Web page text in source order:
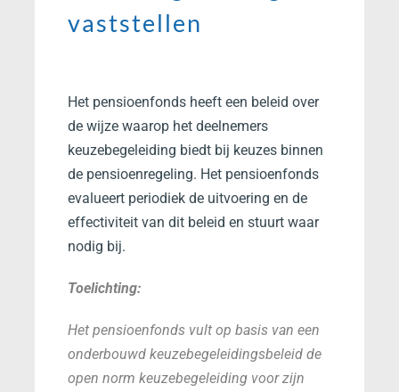
vaststellen
Het pensioenfonds heeft een beleid over
de wijze waarop het deelnemers
keuzebegeleiding biedt bij keuzes binnen
de pensioenregeling. Het pensioenfonds
evalueert periodiek de uitvoering en de
effectiviteit van dit beleid en stuurt waar
nodig bij.
Toelichting:
Het pensioenfonds vult op basis van een
onderbouwd keuzebegeleidingsbeleid de
open norm keuzebegeleiding voor zijn